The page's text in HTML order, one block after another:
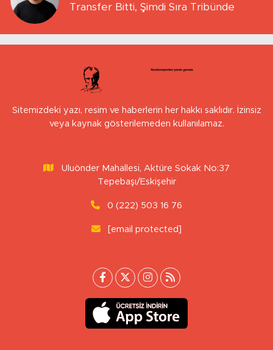
Transfer Bitti, Şimdi Sıra Tribünde
Sitemizdeki yazı, resim ve haberlerin her hakkı saklıdır. İzinsiz
veya kaynak gösterilemeden kullanılamaz.
Uluönder Mahallesi, Aktüre Sokak No:37
Tepebaşı/Eskişehir
0 (222) 503 16 76
[email protected]